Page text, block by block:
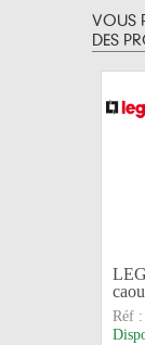
VOUS
DES
Réf :